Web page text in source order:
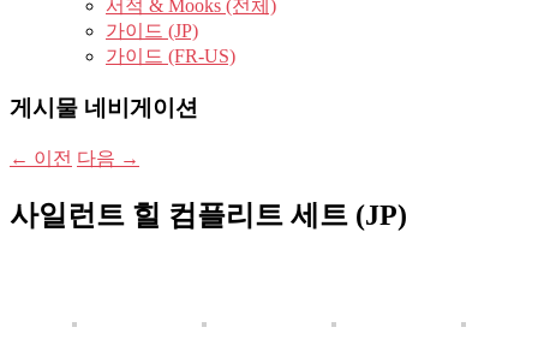
서적 & Mooks (전체)
가이드 (JP)
가이드 (FR-US)
게시물 네비게이션
← 이전 다음 →
사일런트 힐 컴플리트 세트 (JP)